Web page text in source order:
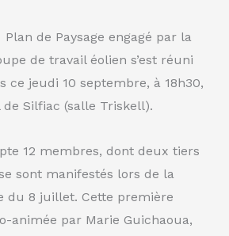
de Paysage engagé par la
de travail éolien s’est réuni
ce jeudi 10 septembre, à 18h30,
Silfiac (salle Triskell).
12 membres, dont deux tiers
sont manifestés lors de la
du 8 juillet. Cette première
animée par Marie Guichaoua,